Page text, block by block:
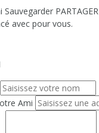
Sauvegarder PARTAGER
avec pour vous.
Ami